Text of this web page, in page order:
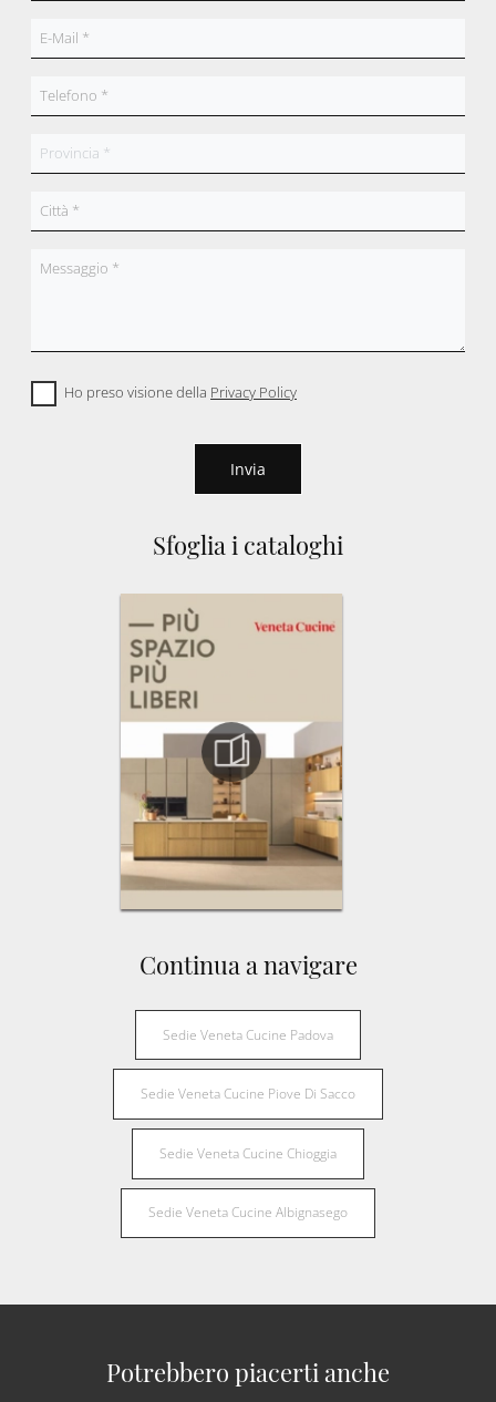
Sfoglia i cataloghi
Continua a navigare
Sedie Veneta Cucine Padova
Sedie Veneta Cucine Piove Di Sacco
Sedie Veneta Cucine Chioggia
Sedie Veneta Cucine Albignasego
Ho preso visione della Privacy Policy
Invia
Potrebbero piacerti anche